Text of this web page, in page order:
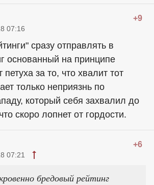
+9
07:16
сразу отправлять в
основанный на принципе
петуха за то, что хвалит тот
только неприязнь по
который себя захвалил до
скоро лопнет от гордости.
+6
07:21
бредовый рейтинг